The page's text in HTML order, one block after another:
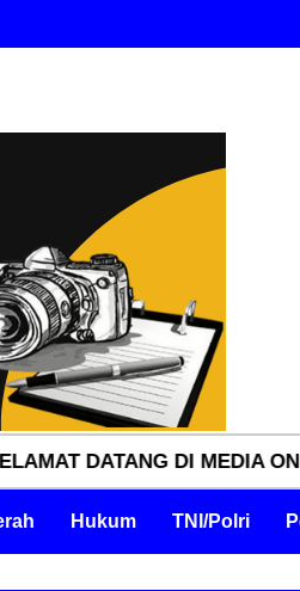
DI MEDIA ONLINE
Hukum TNI/Polri